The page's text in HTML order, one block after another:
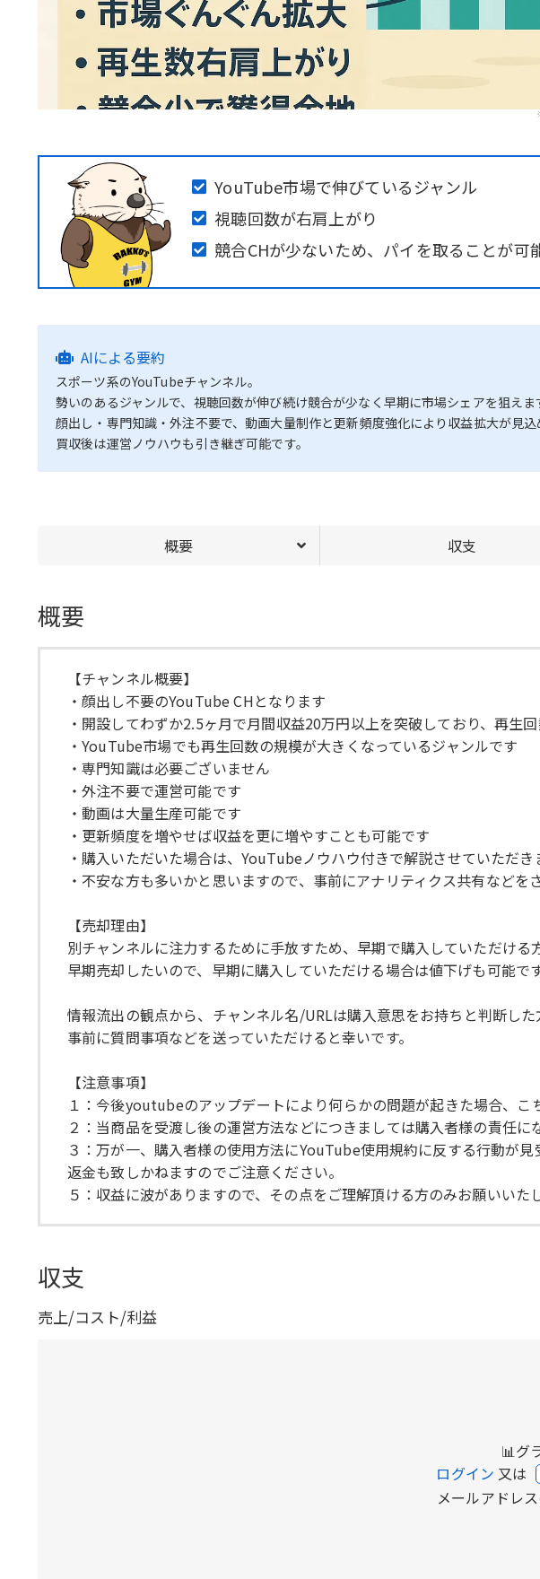
YouTube市場で伸びているジャンル
視聴回数が右肩上がり
競合CHが少ないため、パイを取ることが可
AIによる要約
スポーツ系のYouTubeチャンネル。
勢いのあるジャンルで、視聴回数が伸び続け競合が少なく早期に市場シェアを狙えま
顔出し・専門知識・外注不要で、動画大量制作と更新頻度強化により収益拡大が見込
買収後は運営ノウハウも引き継ぎ可能です。
概要 収支
概要
【チャンネル概要】
・顔出し不要のYouTube CHとなります
・開設してわずか2.5ヶ月で月間収益20万円以上を突破しており、再生
・YouTube市場でも再生回数の規模が大きくなっているジャンルです
・専門知識は必要ございません
・外注不要で運営可能です
・動画は大量生産可能です
・更新頻度を増やせば収益を更に増やすことも可能です
・購入いただいた場合は、YouTubeノウハウ付きで解説させていただき
・不安な方も多いかと思いますので、事前にアナリティクス共有などを
【売却理由】
別チャンネルに注力するために手放すため、早期で購入していただける
早期売却したいので、早期に購入していただける場合は値下げも可能です
情報流出の観点から、チャンネル名/URLは購入意思をお持ちと判断した
事前に質問事項などを送っていただけると幸いです。
【注意事項】
１：今後youtubeのアップデートにより何らかの問題が起きた場合、こ
２：当商品を受渡し後の運営方法などにつきましては購入者様の責任に
３：万が一、購入者様の使用方法にYouTube使用規約に反する行動が
返金も致しかねますのでご注意ください。
５：収益に波がありますので、その点をご理解頂ける方のみお願いいた
収支
売上/コスト/利益
📊グ
ログイン 又は
メールアドレ